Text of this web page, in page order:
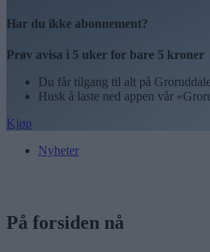
Har du ikke abonnement?
Prøv avisa i 5 uker for bare 5 kroner
Du får tilgang til alt på
Husk å laste ned appen vår
Kjøp
Nyheter
På forsiden nå